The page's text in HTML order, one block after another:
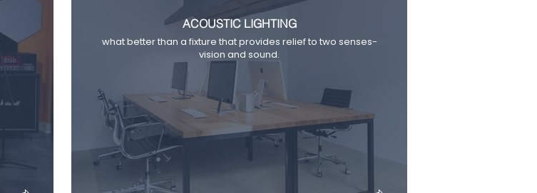
ACOUSTIC LIGHTING
what better than a fixture that provides relief to two senses-
vision and sound.